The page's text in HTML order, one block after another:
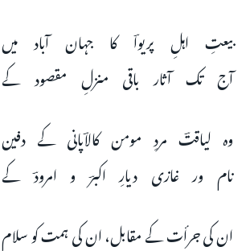
بیعتِ اہلِ پریواؔ کا جہان آباد میں
آج تک آثار باقی منزلِ مقصود کے
وہ لیاقتؔ مردِ مومن کالاؔپانی کے دفین
نام ور غازی دیارِ اکبرؔ و امرودؔ کے
ان کی جرأت کے مقابل، ان کی ہمت کو سلام